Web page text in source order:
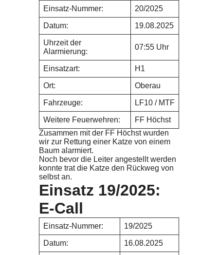
Einsatz-Nummer: 20/2025
Datum: 19.08.2025
Uhrzeit der
Alarmierung:
07:55 Uhr
Einsatzart: H1
Ort: Oberau
Fahrzeuge: LF10 / MTF
Weitere Feuerwehren:
FF Höchst
Zusammen mit der FF Höchst wurden
wir zur Rettung einer Katze von einem
Baum alarmiert.
Noch bevor die Leiter angestellt werden
konnte trat die Katze den Rückweg von
selbst an.
Einsatz 19/2025:
E-Call
Einsatz-Nummer: 19/2025
Datum: 16.08.2025